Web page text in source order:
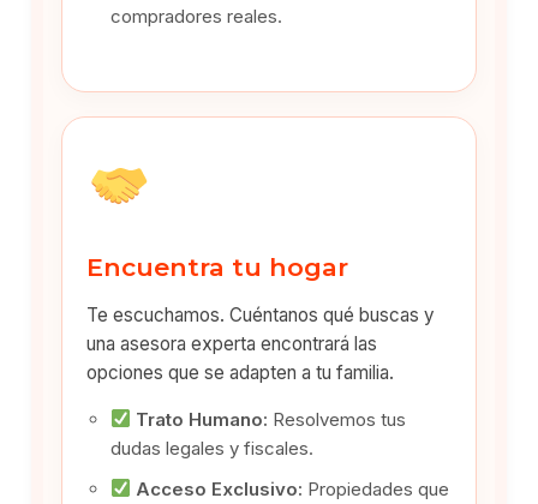
compradores reales.
Encuentra tu hogar
Te escuchamos. Cuéntanos qué buscas y
una asesora experta encontrará las
opciones que se adapten a tu familia.
Trato Humano: Resolvemos tus
dudas legales y fiscales.
Acceso Exclusivo: Propiedades que